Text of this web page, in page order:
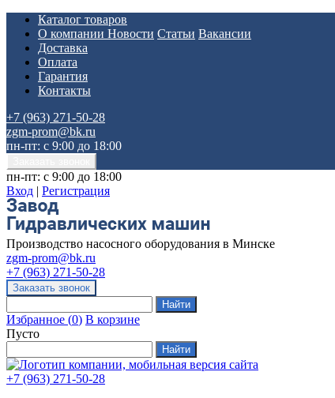
Каталог товаров
О компании Новости Статьи Вакансии
Доставка
Оплата
Гарантия
Контакты
+7 (963) 271-50-28
zgm-prom@bk.ru
пн-пт: с 9:00 до 18:00
пн-пт: с 9:00 до 18:00
Вход | Регистрация
Производство насосного оборудования в Минске
zgm-prom@bk.ru
+7 (963) 271-50-28
Избранное (0) В корзине
Пусто
+7 (963) 271-50-28